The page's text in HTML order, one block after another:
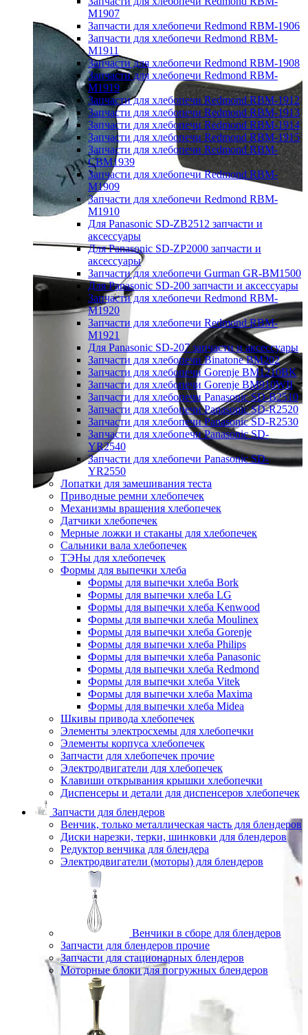
M1907
Запчасти для хлебопечи Redmond RBM-1906
Запчасти для хлебопечи Redmond RBM-
M1911
Запчасти для хлебопечи Redmond RBM-1908
Запчасти для хлебопечи Redmond RBM-
M1919
Запчасти для хлебопечи Redmond RBM-1912
Запчасти для хлебопечи Redmond RBM-1913
Запчасти для хлебопечи Redmond RBM-1914
Запчасти для хлебопечи Redmond RBM-1915
Запчасти для хлебопечи Redmond RBM-
CBM1939
Запчасти для хлебопечи Redmond RBM-
M1909
Запчасти для хлебопечи Redmond RBM-
M1910
Для Panasonic SD-ZB2512 запчасти и
аксессуары
Для Panasonic SD-ZP2000 запчасти и
аксессуары
Запчасти для хлебопечи Gurman GR-BM1500
Для Panasonic SD-200 запчасти и аксессуары
Запчасти для хлебопечи Redmond RBM-
M1920
Запчасти для хлебопечи Redmond RBM-
M1921
Для Panasonic SD-207 запчасти и аксессуары
Запчасти для хлебопечи Binatone BM202
Запчасти для хлебопечи Gorenje BM1210BK
Запчасти для хлебопечи Gorenje BM910WII
Запчасти для хлебопечи Panasonic SD-B2510
Запчасти для хлебопечи Panasonic SD-R2520
Запчасти для хлебопечи Panasonic SD-R2530
Запчасти для хлебопечи Panasonic SD-
YR2540
Запчасти для хлебопечи Panasonic SD-
YR2550
Лопатки для замешивания теста
Приводные ремни хлебопечек
Механизмы вращения хлебопечек
Датчики хлебопечек
Мерные ложки и стаканы для хлебопечек
Сальники вала хлебопечек
ТЭНы для хлебопечек
Формы для выпечки хлеба
Формы для выпечки хлеба Bork
Формы для выпечки хлеба LG
Формы для выпечки хлеба Kenwood
Формы для выпечки хлеба Moulinex
Формы для выпечки хлеба Gorenje
Формы для выпечки хлеба Philips
Формы для выпечки хлеба Panasonic
Формы для выпечки хлеба Redmond
Формы для выпечки хлеба Vitek
Формы для выпечки хлеба Maxima
Формы для выпечки хлеба Midea
Шкивы привода хлебопечек
Элементы электросхемы для хлебопечки
Элементы корпуса хлебопечек
Запчасти для хлебопечек прочие
Электродвигатели для хлебопечек
Клавиши открывания крышки хлебопечки
Диспенсеры и детали для диспенсеров хлебопечек
Запчасти для блендеров
Венчик, только металлическая часть для блендеров
Диски нарезки, терки, шинковки для блендеров
Редуктор венчика для блендера
Электродвигатели (моторы) для блендеров
Венчики в сборе для блендеров
Запчасти для блендеров прочие
Запчасти для стационарных блендеров
Моторные блоки для погружных блендеров